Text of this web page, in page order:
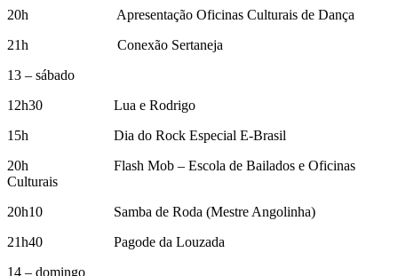
20h Apresentação Oficinas Culturais de Dança
21h Conexão Sertaneja
13 – sábado
12h30 Lua e Rodrigo
15h Dia do Rock Especial E-Brasil
20h Flash Mob – Escola de Bailados e Oficinas
Culturais
20h10 Samba de Roda (Mestre Angolinha)
21h40 Pagode da Louzada
14 – domingo